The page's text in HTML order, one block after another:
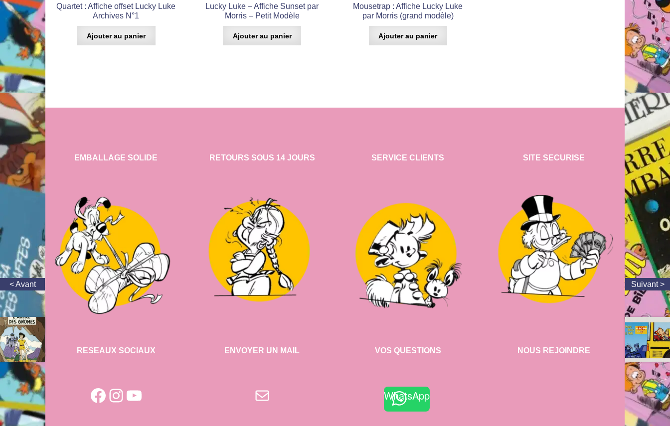
Quartet : Affiche offset Lucky Luke
Archives N°1
Ajouter au panier
Lucky Luke – Affiche Sunset par
Morris – Petit Modèle
Ajouter au panier
Mousetrap : Affiche Lucky Luke
par Morris (grand modèle)
Ajouter au panier
EMBALLAGE SOLIDE
RESEAUX SOCIAUX
Facebook
Instagram
YouTube
RETOURS SOUS 14 JOURS
ENVOYER UN MAIL
E-mail
SERVICE CLIENTS
VOS QUESTIONS
WhatsApp
SITE SECURISE
NOUS REJOINDRE